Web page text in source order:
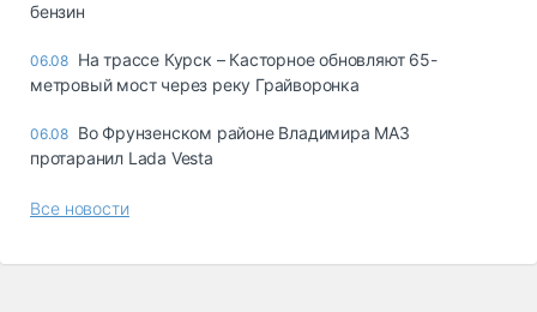
бензин
06.08 На трассе Курск – Касторное обновляют 65-
метровый мост через реку Грайворонка
06.08 Во Фрунзенском районе Владимира МАЗ
протаранил Lada Vesta
Все новости